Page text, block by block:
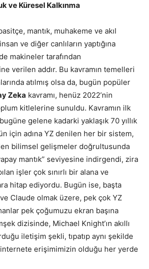
ve Küresel Kalkınma
mantık, muhakeme ve akıl
ve diğer canlıların yaptığına
makineler tarafından
verilen addır. Bu kavramın temelleri
atılmış olsa da, bugün popüler
Zeka kavramı, henüz 2022’nin
kitlelerine sunuldu. Kavramın ilk
gelene kadarki yaklaşık 70 yıllık
için adına YZ denilen her bir sistem,
bilimsel gelişmeler doğrultusunda
mantık” seviyesine indirgendi, zira
işler çok sınırlı bir alana ve
hitap ediyordu. Bugün ise, başta
Claude olmak üzere, pek çok YZ
pek çoğumuzu ekran başına
dizisinde, Michael Knight’ın akıllı
iletişim şekli, tıpatıp aynı şekilde
erişimimizin olduğu her yerde